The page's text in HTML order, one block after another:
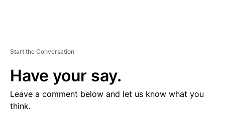
Start the Conversation
Have your say.
Leave a comment below and let us know what you
think.